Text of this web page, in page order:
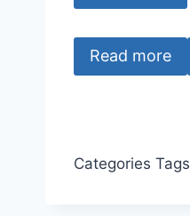
Read more
Categories Tags